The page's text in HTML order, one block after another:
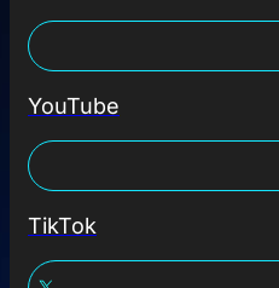
YouTube
TikTok